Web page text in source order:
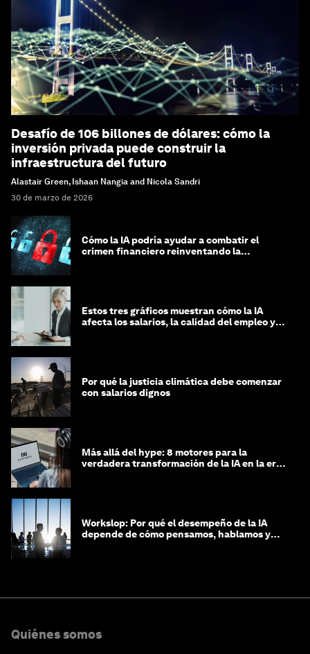
Desafío de 106 billones de dólares: cómo la
inversión privada puede construir la
infraestructura del futuro
Alastair Green, Ishaan Nangia and Nicola Sandri
30 de marzo de 2026
Cómo la IA podría ayudar a combatir el
crimen financiero reinventando la
Estos tres gráficos muestran cómo la IA
afecta los salarios, la calidad del empleo y
Por qué la justicia climática debe comenzar
con salarios dignos
Más allá del hype: 8 motores para la
verdadera transformación de la IA en la era
Workslop: Por qué el desempeño de la IA
depende de cómo pensamos, hablamos y
Quiénes somos